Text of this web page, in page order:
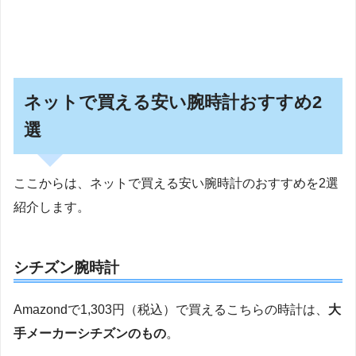
ネットで買える安い腕時計おすすめ2
選
ここからは、ネットで買える安い腕時計のおすすめを2選
紹介します。
シチズン腕時計
Amazondで1,303円（税込）で買えるこちらの時計は、 大
手メーカーシチズンのもの。